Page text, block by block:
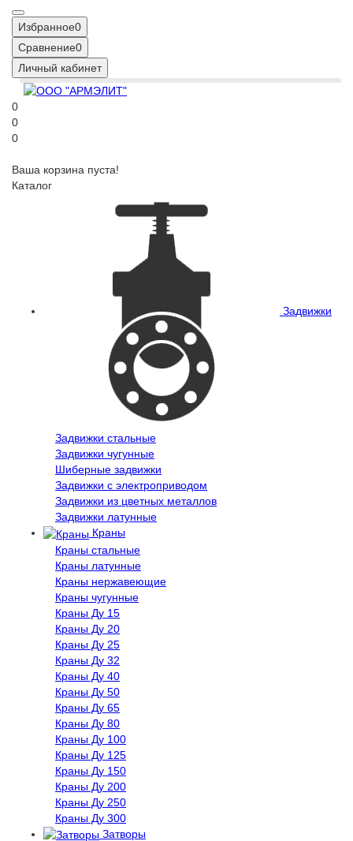
Избранное0
Сравнение0
Личный кабинет
0
0
0
Ваша корзина пуста!
Каталог
Задвижки
Задвижки стальные
Задвижки чугунные
Шиберные задвижки
Задвижки с электроприводом
Задвижки из цветных металлов
Задвижки латунные
Краны
Краны стальные
Краны латунные
Краны нержавеющие
Краны чугунные
Краны Ду 15
Краны Ду 20
Краны Ду 25
Краны Ду 32
Краны Ду 40
Краны Ду 50
Краны Ду 65
Краны Ду 80
Краны Ду 100
Краны Ду 125
Краны Ду 150
Краны Ду 200
Краны Ду 250
Краны Ду 300
Затворы